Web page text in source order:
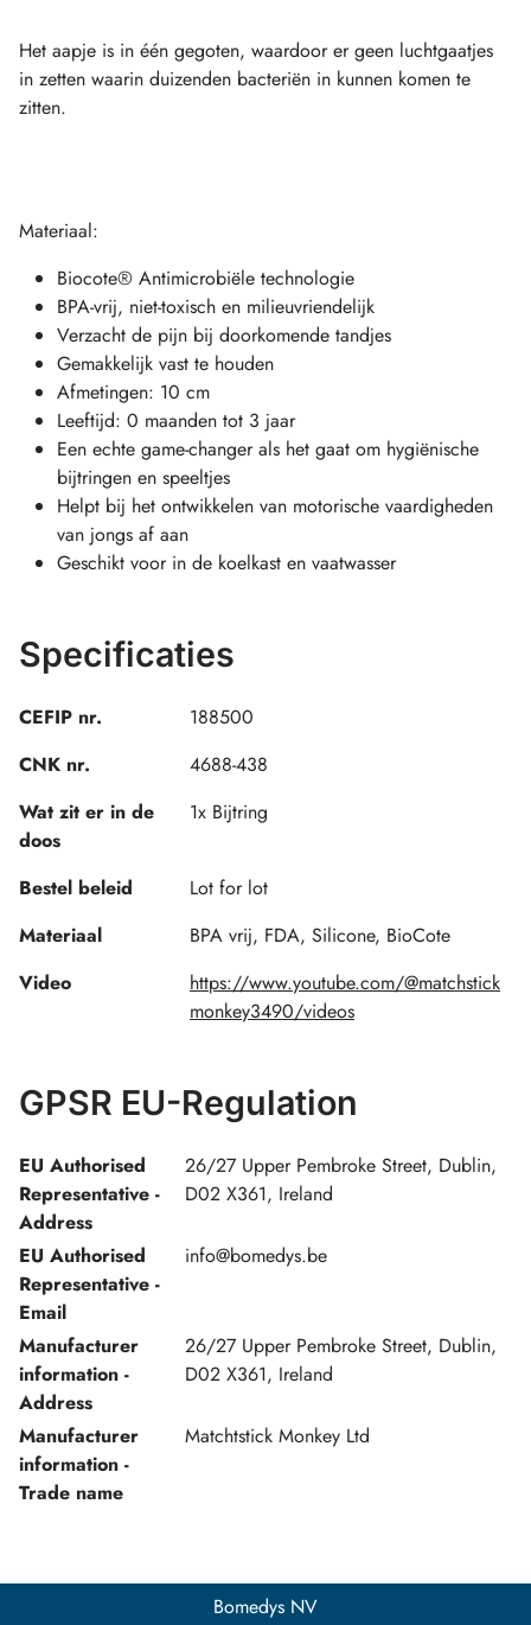
Het aapje is in één gegoten, waardoor er geen luchtgaatjes
in zetten waarin duizenden bacteriën in kunnen komen te
zitten.
Materiaal:
Biocote® Antimicrobiële technologie
BPA-vrij, niet-toxisch en milieuvriendelijk
Verzacht de pijn bij doorkomende tandjes
Gemakkelijk vast te houden
Afmetingen: 10 cm
Leeftijd: 0 maanden tot 3 jaar
Een echte game-changer als het gaat om hygiënische
bijtringen en speeltjes
Helpt bij het ontwikkelen van motorische vaardigheden
van jongs af aan
Geschikt voor in de koelkast en vaatwasser
Specificaties
CEFIP nr.
188500
CNK nr.
4688-438
Wat zit er in de
doos
1x Bijtring
Bestel beleid
Lot for lot
Materiaal
BPA vrij, FDA, Silicone, BioCote
Video
https://www.youtube.com/@matchstick
monkey3490/videos
GPSR EU-Regulation
EU Authorised
Representative -
Address
26/27 Upper Pembroke Street, Dublin,
D02 X361, Ireland
EU Authorised
Representative -
Email
info@bomedys.be
Manufacturer
information -
Address
26/27 Upper Pembroke Street, Dublin,
D02 X361, Ireland
Manufacturer
information -
Trade name
Matchtstick Monkey Ltd
Bomedys NV